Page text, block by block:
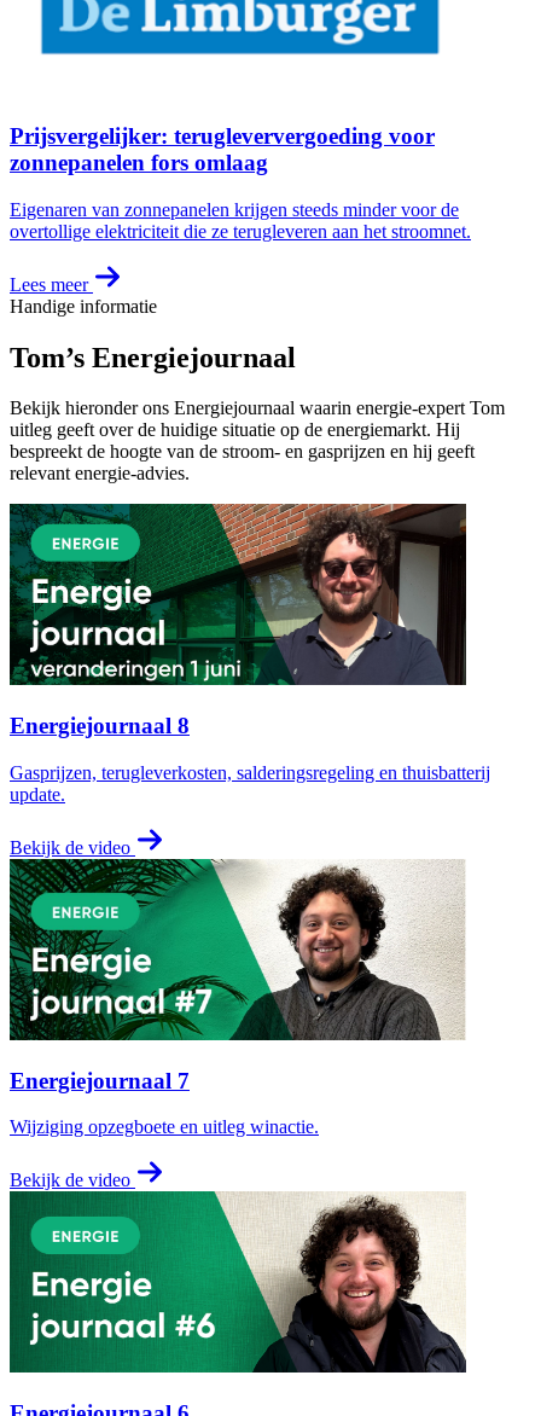
Prijsvergelijker: terugleververgoeding voor
zonnepanelen fors omlaag
Eigenaren van zonnepanelen krijgen steeds minder voor de
overtollige elektriciteit die ze terugleveren aan het stroomnet.
Lees meer
Handige informatie
Tom’s Energiejournaal
Bekijk hieronder ons Energiejournaal waarin energie-expert Tom
uitleg geeft over de huidige situatie op de energiemarkt. Hij
bespreekt de hoogte van de stroom- en gasprijzen en hij geeft
relevant energie-advies.
Energiejournaal 8
Gasprijzen, terugleverkosten, salderingsregeling en thuisbatterij
update.
Bekijk de video
Energiejournaal 7
Wijziging opzegboete en uitleg winactie.
Bekijk de video